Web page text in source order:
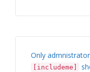
Only
[includeme]